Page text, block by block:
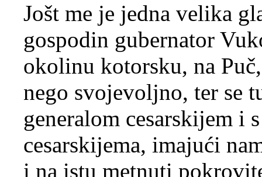
Jošt me je jedna velika
gospodin gubernator
okolinu kotorsku, na
nego svojevoljno, ter se
generalom cesarskijem i
cesarskijema, imajući
i na istu metnuti